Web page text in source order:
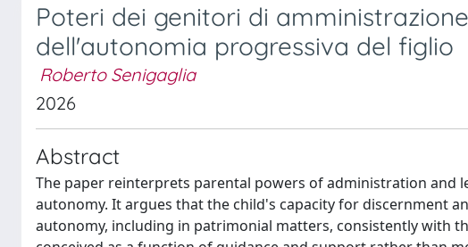
Poteri dei genitori di
dell'autonomia progressiva del figlio
Roberto Senigaglia
2026
Abstract
The paper reinterprets parental powers of administration and
autonomy. It argues that the child's capacity for discernment
autonomy, including in patrimonial matters, consistently with